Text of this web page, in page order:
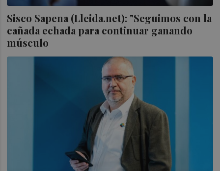
Sisco Sapena (Lleida.net): "Seguimos con la
cañada echada para continuar ganando
músculo